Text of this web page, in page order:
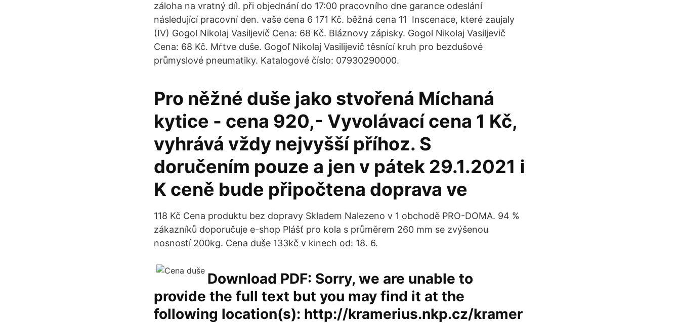
záloha na vratný díl. při objednání do 17:00 pracovního dne garance odeslání
následující pracovní den. vaše cena 6 171 Kč. běžná cena 11 Inscenace, které zaujaly
(IV) Gogol Nikolaj Vasiljevič Cena: 68 Kč. Bláznovy zápisky. Gogol Nikolaj Vasiljevič
Cena: 68 Kč. Mŕtve duše. Gogoľ Nikolaj Vasilijevič těsnící kruh pro bezdušové
průmyslové pneumatiky. Katalogové číslo: 07930290000.
Pro něžné duše jako stvořená Míchaná
kytice - cena 920,- Vyvolávací cena 1 Kč,
vyhrává vždy nejvyšší příhoz. S
doručením pouze a jen v pátek 29.1.2021 ℹ️
K ceně bude připočtena doprava ve
118 Kč Cena produktu bez dopravy Skladem Nalezeno v 1 obchodě PRO-DOMA. 94 %
zákazníků doporučuje e-shop Plášť pro kola s průměrem 260 mm se zvýšenou
nosností 200kg. Cena duše 133kč v kinech od: 18. 6.
Download PDF: Sorry, we are unable to
provide the full text but you may find it at the
following location(s): http://kramerius.nkp.cz/kramer